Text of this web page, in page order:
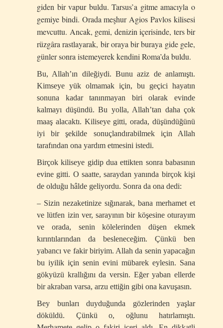
giden bir vapur buldu. Tarsus’a gitme amacıyla o
gemiye bindi. Orada meşhur Agios Pavlos kilisesi
mevcuttu. Ancak, gemi, denizin içerisinde, ters bir
rüzgâra rastlayarak, bir oraya bir buraya gide gele,
günler sonra istemeyerek kendini Roma’da buldu.
Bu, Allah’ın dileğiydi. Bunu aziz de anlamıştı.
Kimseye yük olmamak için, bu geçici hayatın
sonuna kadar tanınmayan biri olarak evinde
kalmayı düşündü. Bu yolla, Allah’tan daha çok
maaş alacaktı. Kiliseye gitti, orada, düşündüğünü
iyi bir şekilde sonuçlandırabilmek için Allah
tarafından ona yardım etmesini istedi.
Birçok kiliseye gidip dua ettikten sonra babasının
evine gitti. O saatte, saraydan yanında birçok kişi
de olduğu hâlde geliyordu. Sonra da ona dedi:
– Sizin nezaketinize sığınarak, bana merhamet et
ve lütfen izin ver, sarayının bir köşesine oturayım
ve orada, senin kölelerinden düşen ekmek
kırıntılarından da besleneceğim. Çünkü ben
yabancı ve fakir biriyim. Allah da senin yapacağın
bu iyilik için senin evini mübarek eylesin. Sana
gökyüzü krallığını da versin. Eğer yaban ellerde
bir akraban varsa, arzu ettiğin gibi ona kavuşasın.
Bey bunları duyduğunda gözlerinden yaşlar
döküldü. Çünkü o, oğlunu hatırlamıştı.